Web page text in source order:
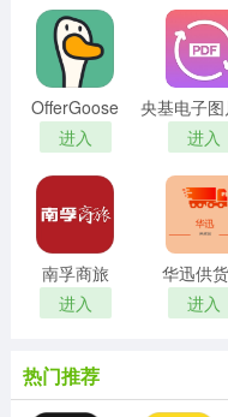
OfferGoose
进入
进入
南孚商旅
进入
华迅供
进入
热门推荐